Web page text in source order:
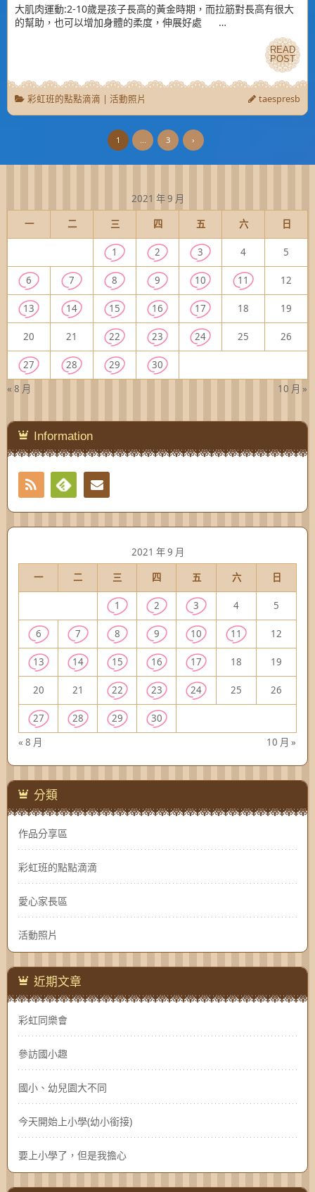
大肌肉運動:2-10歲是孩子長高的黃金時期，而拉筋對長高有很大
的幫助，也可以增加身體的柔度，伸展好處 …
READ
POST
READ
POST
彩虹班的點點滴滴 | 活動照片 taespresb
1 ... 3 ›
2021 年 9 月
一
二 三 四 五 六 日
« 8 月 10 月 »
1 2 3 4 5
6 7 8 9 10 11 12
13 14 15 16 17 18 19
20 21 22 23 24 25 26
27 28 29 30
Information
RSS
Feedly
2021 年 9 月
一
二 三 四 五 六 日
« 8 月 10 月 »
1 2 3 4 5
6 7 8 9 10 11 12
13 14 15 16 17 18 19
20 21 22 23 24 25 26
27 28 29 30
分類
作品分享區
彩虹班的點點滴滴
愛心家長區
活動照片
近期文章
彩虹同樂會
參訪國小趣
國小、幼兒園大不同
今天開始上小學(幼小銜接)
要上小學了，但是我擔心